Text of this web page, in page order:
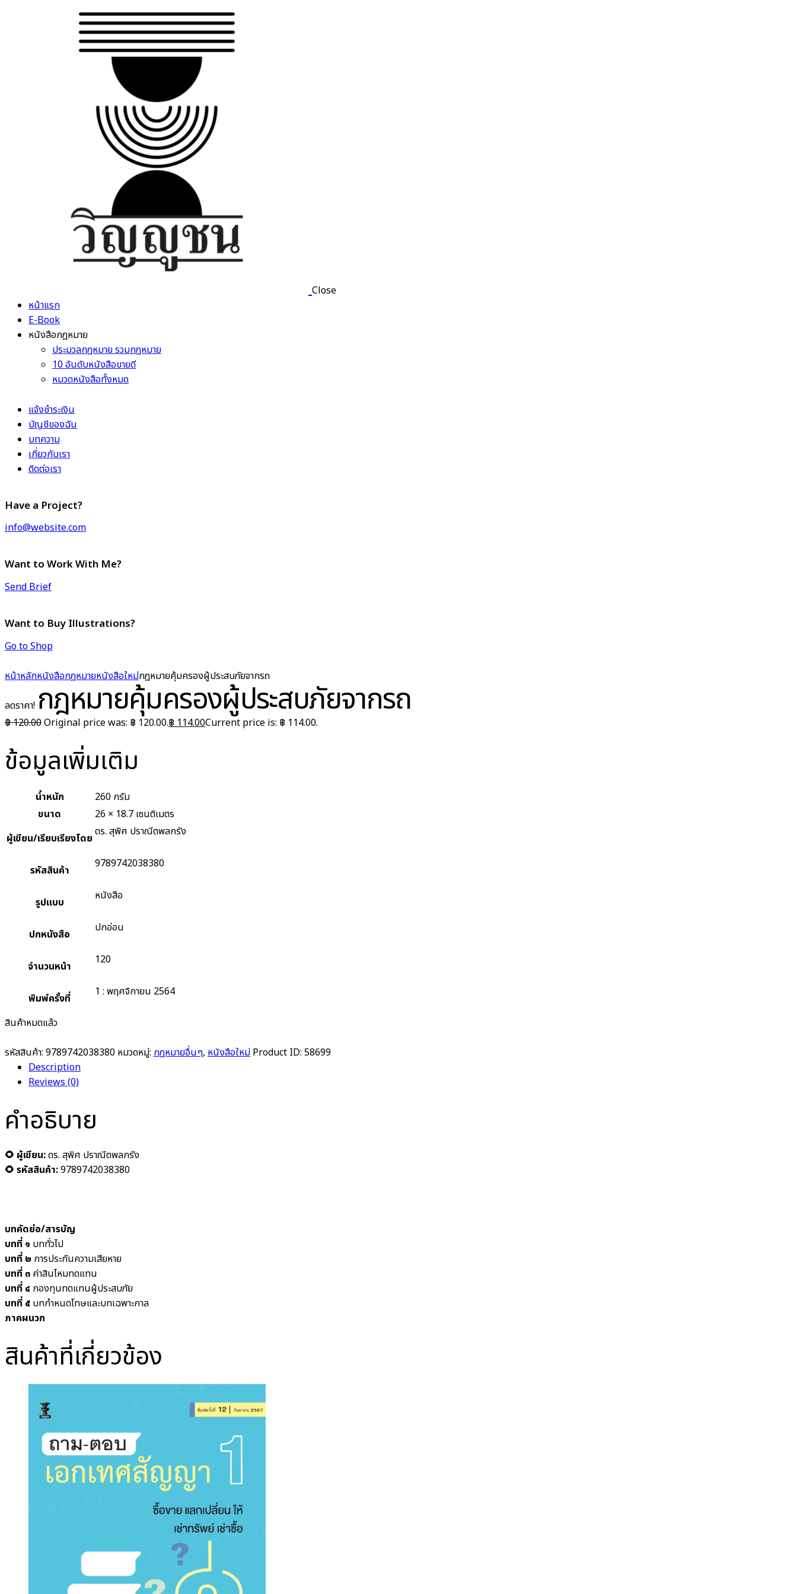
Close
หน้าแรก
E-Book
หนังสือกฎหมาย
ประมวลกฎหมาย รวมกฎหมาย
10 อันดับหนังสือขายดี
หมวดหนังสือทั้งหมด
แจ้งชำระเงิน
บัญชีของฉัน
บทความ
เกี่ยวกับเรา
ติดต่อเรา
Have a Project?
info@website.com
Want to Work With Me?
Send Brief
Want to Buy Illustrations?
Go to Shop
หน้าหลักหนังสือกฎหมายหนังสือใหม่กฎหมายคุ้มครองผู้ประสบภัยจากรถ
ลดราคา! กฎหมายคุ้มครองผู้ประสบภัยจากรถ
฿120.00Original price was: ฿ 120.00.฿ 114.00Current price is: ฿ 114.00.
ข้อมูลเพิ่มเติม
น้ำหนัก
260 กรัม
ขนาด
26 × 18.7 เซนติเมตร
ผู้เขียน/เรียบเรียงโดย ดร. สุพิศ ปราณีตพลกรัง
รหัสสินค้า 9789742038380
รูปแบบ หนังสือ
ปกหนังสือ ปกอ่อน
จำนวนหน้า 120
พิมพ์ครั้งที่ 1 : พฤศจิกายน 2564
สินค้าหมดแล้ว
รหัสสินค้า: 9789742038380 หมวดหมู่: กฎหมายอื่นๆ, หนังสือใหม่ Product ID: 58699
Description
Reviews (0)
คำอธิบาย
🌻 ผู้เขียน:ดร. สุพิศ ปราณีตพลกรัง
🌻 รหัสสินค้า:9789742038380
บทคัดย่อ/สารบัญ
บทที่ ๑ บททั่วไป
บทที่ ๒ การประกันความเสียหาย
บทที่ ๓ ค่าสินไหมทดแทน
บทที่ ๔ กองทุนทดแทนผู้ประสบภัย
บทที่ ๕ บทกำหนดโทษและบทเฉพาะกาล
ภาคผนวก
สินค้าที่เกี่ยวข้อง